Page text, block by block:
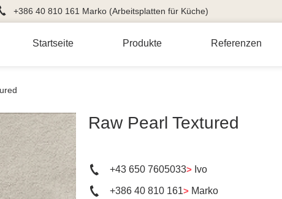
+386 40 810 161 Marko (Arbeitsplatten für Küche)
Startseite Produkte Referenzen
Raw Pearl Textured
+43 650 7605033> Ivo
+386 40 810 161> Marko